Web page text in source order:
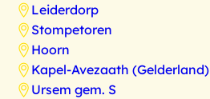
Leiderdorp
Stompetoren
Hoorn
Kapel-Avezaath (Gelderland)
Ursem gem. S